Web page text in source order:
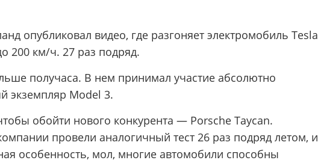
опубликовал видео, где разгоняет электромобиль Tesla
200 км/ч. 27 раз подряд.
получаса. В нем принимал участие абсолютно
экземпляр Model 3.
обойти нового конкурента — Porsche Taycan.
провели аналогичный тест 26 раз подряд летом, и
особенность, мол, многие автомобили способны